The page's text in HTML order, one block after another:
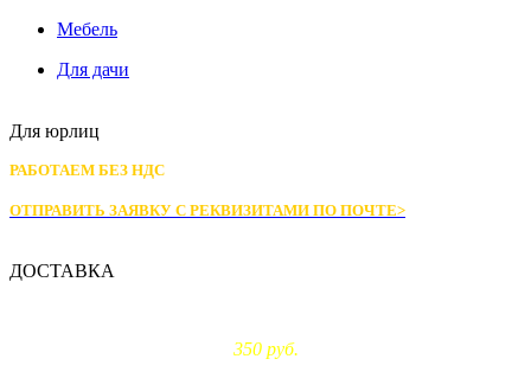
Мебель
Для дачи
Для юрлиц
РАБОТАЕМ БЕЗ НДС
ОТПРАВИТЬ ЗАЯВКУ С РЕКВИЗИТАМИ ПО ПОЧТЕ>
ДОСТАВКА
350 руб.